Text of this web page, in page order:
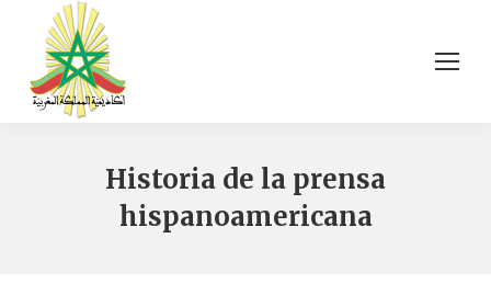
Historia de la prensa
hispanoamericana